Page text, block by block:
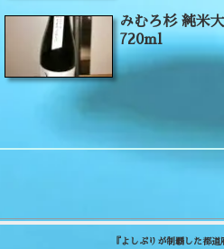
みむろ杉 純米
720ml
『よしぷりが制覇した都道